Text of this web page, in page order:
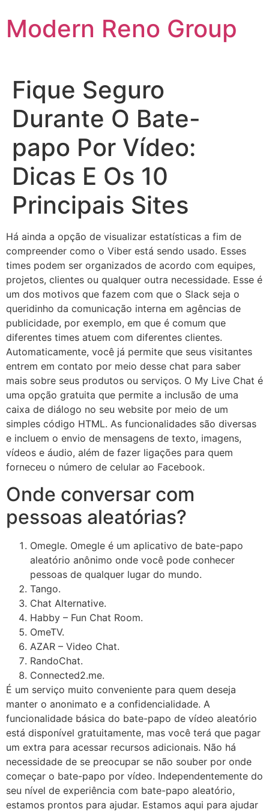
to
content
Modern Reno Group
Fique Seguro
Durante O Bate-
papo Por Vídeo:
Dicas E Os 10
Principais Sites
Há ainda a opção de visualizar estatísticas a fim de
compreender como o Viber está sendo usado. Esses
times podem ser organizados de acordo com equipes,
projetos, clientes ou qualquer outra necessidade. Esse é
um dos motivos que fazem com que o Slack seja o
queridinho da comunicação interna em agências de
publicidade, por exemplo, em que é comum que
diferentes times atuem com diferentes clientes.
Automaticamente, você já permite que seus visitantes
entrem em contato por meio desse chat para saber
mais sobre seus produtos ou serviços. O My Live Chat é
uma opção gratuita que permite a inclusão de uma
caixa de diálogo no seu website por meio de um
simples código HTML. As funcionalidades são diversas
e incluem o envio de mensagens de texto, imagens,
vídeos e áudio, além de fazer ligações para quem
forneceu o número de celular ao Facebook.
Onde conversar com
pessoas aleatórias?
Omegle. Omegle é um aplicativo de bate-papo
aleatório anônimo onde você pode conhecer
pessoas de qualquer lugar do mundo.
Tango.
Chat Alternative.
Habby – Fun Chat Room.
OmeTV.
AZAR – Video Chat.
RandoChat.
Connected2.me.
É um serviço muito conveniente para quem deseja
manter o anonimato e a confidencialidade. A
funcionalidade básica do bate-papo de vídeo aleatório
está disponível gratuitamente, mas você terá que pagar
um extra para acessar recursos adicionais. Não há
necessidade de se preocupar se não souber por onde
começar o bate-papo por vídeo. Independentemente do
seu nível de experiência com bate-papo aleatório,
estamos prontos para ajudar. Estamos aqui para ajudar